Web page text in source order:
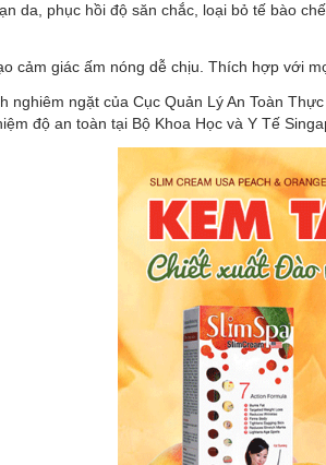
da, phục hồi độ săn chắc, loại bỏ tế bào
cảm giác ấm nóng dễ chịu. Thích hợp với
nghiêm ngặt của Cục Quản Lý An Toàn
độ an toàn tại Bộ Khoa Học và Y Tế